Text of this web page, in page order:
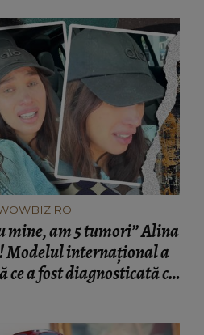
mine, am 5 tumori” Alina
Modelul internațional a
ce a fost diagnosticată cu
gravă